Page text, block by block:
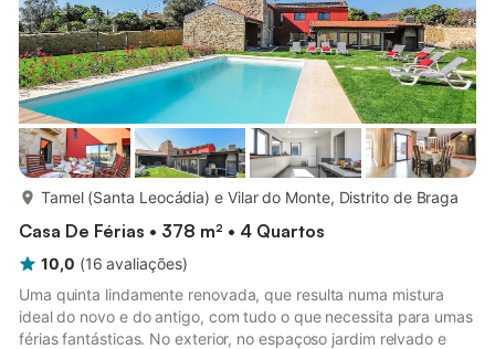
mais...
Tamel (Santa Leocádia) e Vilar do Monte, Distrito de Braga
Casa De Férias • 378 m² • 4 Quartos
10,0 (16 avaliações)
Uma quinta lindamente renovada, que resulta numa mistura
ideal do novo e do antigo, com tudo o que necessita para umas
férias fantásticas. No exterior, no espaçoso jardim relvado e